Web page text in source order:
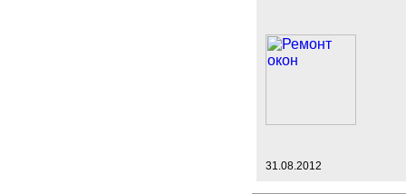
31.08.2012